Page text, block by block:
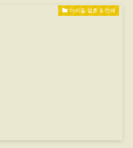
아이돌 결혼 & 연애